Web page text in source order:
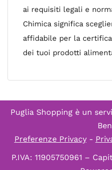
ai requisiti legali e
Chimica significa
affidabile per la
dei tuoi prodotti
Puglia Shopping è un
Preferenze Privacy-
P.IVA: 11905750961 –